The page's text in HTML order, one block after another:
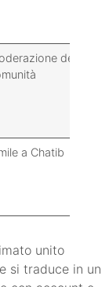
della
a Chatib
unito
si traduce in un